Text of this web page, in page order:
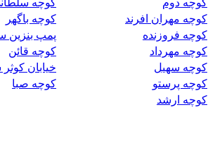
کوچه مهران افرند
کوچه باگهر
کوچه فروزنده
پمپ بنزین
کوچه مهرداد
کوچه قائن
کوچه سهیل
خیابان
کوچه پرستو
کوچه صبا
کوچه ارشد